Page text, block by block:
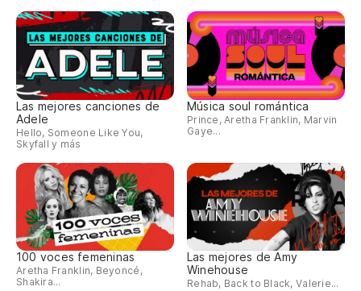
Las mejores canciones de
Adele
Hello, Someone Like You,
Skyfall y más
Música soul romántica
Prince, Aretha Franklin, Marvin
Gaye...
100 voces femeninas
Aretha Franklin, Beyoncé,
Shakira...
Las mejores de Amy
Winehouse
Rehab, Back to Black, Valerie...